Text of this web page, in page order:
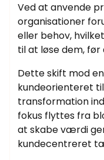
Ved at anvende
organisationer
eller behov,
til at løse dem,
Dette skift mod
kundeorienteret
transformation
fokus flyttes fra
at skabe værdi
kundecentreret